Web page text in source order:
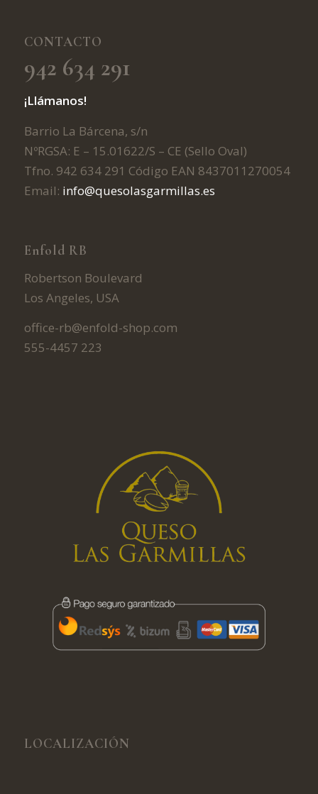
CONTACTO
942 634 291
¡Llámanos!
Barrio La Bárcena, s/n
NºRGSA: E – 15.01622/S – CE (Sello Oval)
Tfno. 942 634 291 Código EAN 8437011270054
Email: info@quesolasgarmillas.es
Enfold RB
Robertson Boulevard
Los Angeles, USA
office-rb@enfold-shop.com
555-4457 223
LOCALIZACIÓN